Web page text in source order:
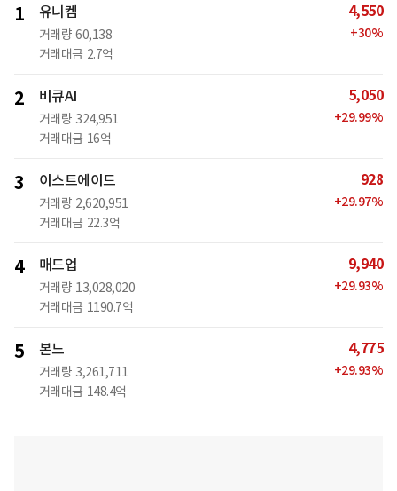
1 유니켐
거래량 60,138
거래대금 2.7억
4,550
+30%
2 비큐AI
거래량 324,951
거래대금 16억
5,050
+29.99%
3 이스트에이드
거래량 2,620,951
거래대금 22.3억
928
+29.97%
4 매드업
거래량 13,028,020
거래대금 1190.7억
9,940
+29.93%
5 본느
거래량 3,261,711
거래대금 148.4억
4,775
+29.93%